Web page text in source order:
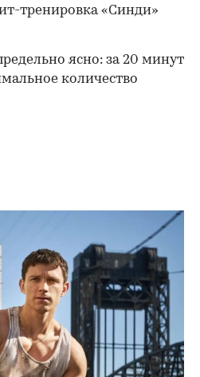
тренировка «Синди»
ясно: за 20 минут
количество